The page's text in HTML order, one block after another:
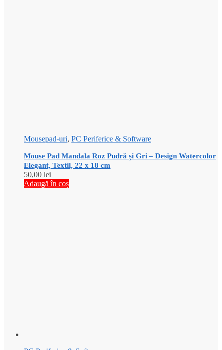
Mousepad-uri, PC Periferice & Software
Mouse Pad Mandala Roz Pudră și Gri – Design Watercolor
Elegant, Textil, 22 x 18 cm
50,00 lei
Adaugă în coș